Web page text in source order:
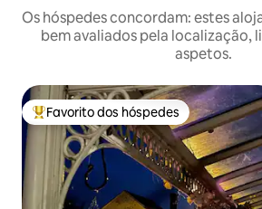
Os hóspedes concordam: estes
bem avaliados pela localização,
aspetos.
Favoritos dos hóspedes mais
Favorito dos hóspedes